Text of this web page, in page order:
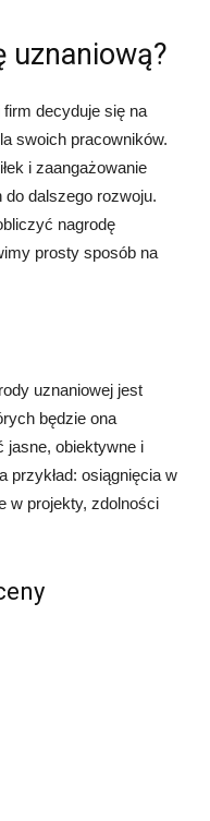
uznaniową?
decyduje się na
swoich pracowników.
i zaangażowanie
dalszego rozwoju.
nagrodę
prosty sposób na
uznaniowej jest
będzie ona
jasne, obiektywne i
przykład: osiągnięcia w
w projekty, zdolności